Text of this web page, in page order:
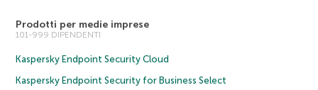
Prodotti per medie imprese
101-999 DIPENDENTI
Kaspersky Endpoint Security Cloud
Kaspersky Endpoint Security for Business Select